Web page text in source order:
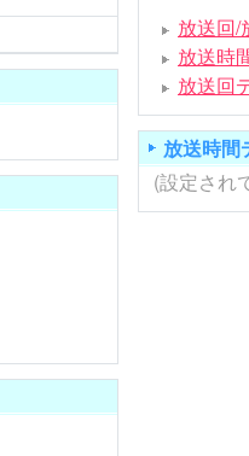
放送回/
放送時
放送回
放送時間
(設定され